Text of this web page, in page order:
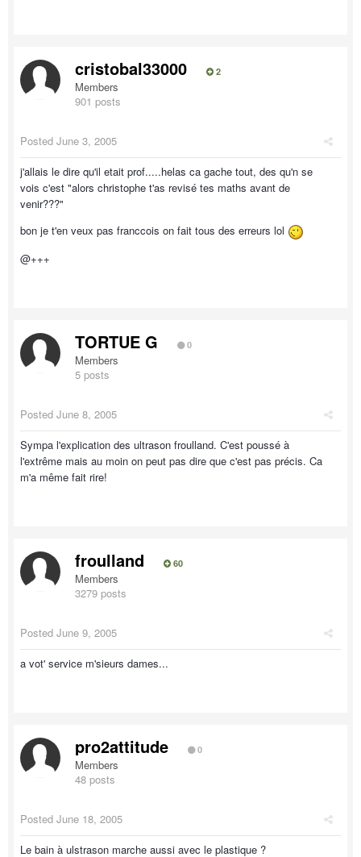
cristobal33000 2
Members
901 posts
Posted June 3, 2005
j'allais le dire qu'il etait prof.....helas ca gache tout, des qu'n se
vois c'est "alors christophe t'as revisé tes maths avant de
venir???"
bon je t'en veux pas franccois on fait tous des erreurs lol
@+++
TORTUE G 0
Members
5 posts
Posted June 8, 2005
Sympa l'explication des ultrason froulland. C'est poussé à
l'extrême mais au moin on peut pas dire que c'est pas précis. Ca
m'a même fait rire!
froulland 60
Members
3279 posts
Posted June 9, 2005
a vot' service m'sieurs dames...
pro2attitude 0
Members
48 posts
Posted June 18, 2005
Le bain à ulstrason marche aussi avec le plastique ?